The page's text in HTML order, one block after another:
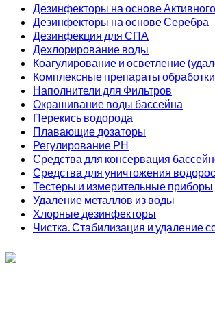
Дезинфекторы на основе
Дезинфекторы на основе Серебра
Дезинфекция для СПА
Дехлорирование воды
Коагулирование и осветление
Комплексные препараты
Наполнители для Фильтров
Окрашивание воды бассейна
Перекись водорода
Плавающие дозаторы
Регулирование РН
Средства для консервация
Средства для уничтожения
Тестеры и измерительные приборы
Удаление металлов из воды
Хлорные дезинфекторы
Чистка. Стабилизация и удаление